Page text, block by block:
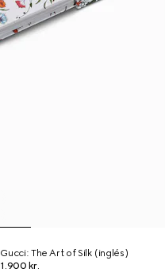
Gucci: The Art of Silk (inglés)
1.900 kr.